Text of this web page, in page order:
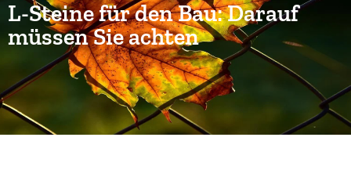
L-Steine für den Bau: Darauf
müssen Sie achten